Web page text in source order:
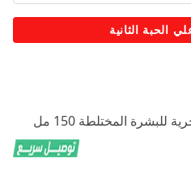
المختلطة 150 مل